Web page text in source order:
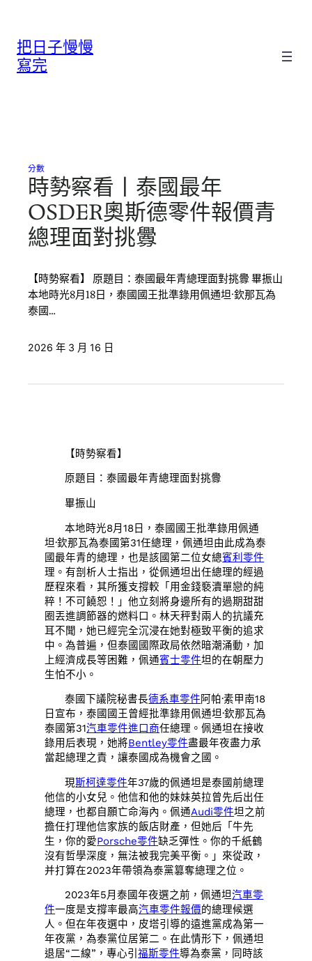
把日子慢慢
寫完
分數
時勢察看丨泰國最年
OSDER奧斯德零件報價青
總理面對挑釁
【時勢察看】 原題目：泰國最年青總理面對挑釁 畢振山
本地時光8月18日，泰國國王批準錄用佩通坦·欽那瓦為
泰國…
2026 年 3 月 16 日
【時勢察看】
原題目：泰國最年青總理面對挑釁
畢振山
本地時光8月18日，泰國國王批準錄用佩通
坦·欽那瓦為泰國第31任總理，佩通坦由此成為泰
國最年青的總理，也是該國第二位女總賓利零件
理。有剖析人士指出，從佩通坦出任總理的經過
歷程來看，其所獲支撐較「用金錢褻瀆單戀的純
粹！不可饒恕！」他立刻將身邊所有的過期甜甜
圈丟進調節器的燃料口。林天秤對兩人的抗議充
耳不聞，她已經完全沉浸在她對極致平衡的追求
中。為普遍，但泰國國際政局依然暗潮涌動，加
上經濟成長等困難，佩通賓士零件坦的在朝壓力
生怕不小。
泰國下議院秘書長德系車零件阿帕·素甲南18
日宣布，泰國國王曾經批準錄用佩通坦·欽那瓦為
泰國第31汽車零件進口商任總理。佩通坦在接收
錄用后表現，她將Bentley零件盡最年夜盡力承
當起總理之責，讓泰國成為機會之國。
現斯柯達零件年37歲的佩通坦是泰國前總理
他信的小女兒。他信和他的妹妹英拉曾先后出任
總理，也都自願亡命海內。佩通Audi零件坦之前
擔任打理他信家族的飯店財產，但她后「牛先
生，你的愛Porsche零件缺乏彈性。你的千紙鶴
沒有哲學深度，無法被我完美平衡。」來從政，
并打算在2023年帶領為泰黨篡奪總理之位。
2023年5月泰國年夜選之前，佩通坦汽車零
件一度是支撐率最高汽車零件報價的總理候選
人。但在年夜選中，皮塔引導的遠進黨成為第一
年夜黨，為泰黨位居第二。在此情形下，佩通坦
退居“二線”，專心引福斯零件導為泰黨，同時該